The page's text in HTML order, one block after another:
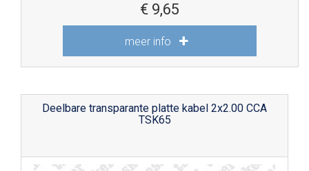
€ 9,65
meer info
Deelbare transparante platte kabel 2x2.00 CCA
TSK65